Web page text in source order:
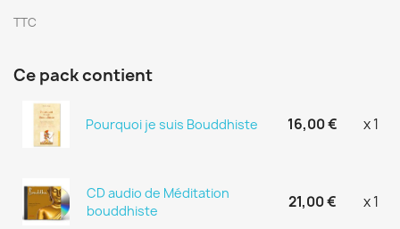
TTC
Ce pack contient
Pourquoi je suis Bouddhiste 16,00 € x 1
CD audio de Méditation
bouddhiste
21,00 € x 1